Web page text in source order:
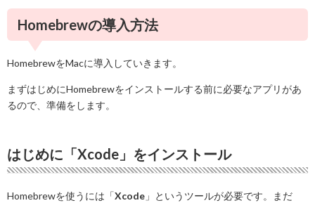
Homebrewの導入方法
HomebrewをMacに導入していきます。
まずはじめにHomebrewをインストールする前に必要なアプリがあ
るので、準備をします。
はじめに「Xcode」をインストール
Homebrewを使うには「Xcode 」というツールが必要です。まだ